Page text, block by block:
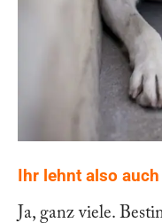
Ihr lehnt also
Ja, ganz viele.